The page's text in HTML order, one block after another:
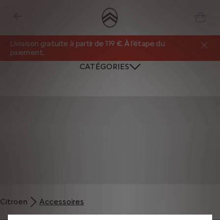
Livraison gratuite à partir de 119 €. À l’étape du
paiement.
CATÉGORIES
Citroen Accessoires
permettent de vous fournir des fonctionnalités essentielles telles que la